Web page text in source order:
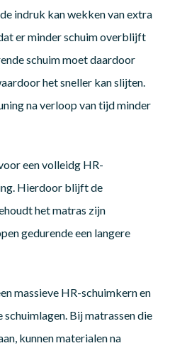
indruk kan wekken van extra
er minder schuim overblijft
schuim moet daardoor
het sneller kan slijten.
na verloop van tijd minder
een volleidg HR-
Hierdoor blijft de
het matras zijn
gedurende een langere
massieve HR-schuimkern en
Bij matrassen die
kunnen materialen na